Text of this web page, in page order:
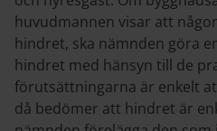
huvudmannen visar att
hindret, ska nämnden göra
hindret med hänsyn till de
förutsättningarna är enkelt
då bedömer att hindret är